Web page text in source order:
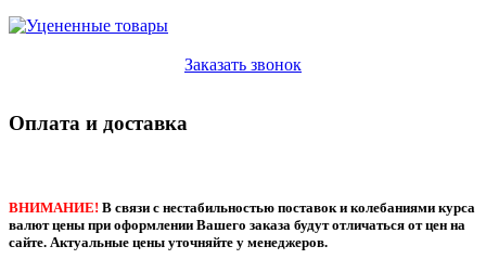
Заказать звонок
Оплата и доставка
ВНИМАНИЕ! В связи с нестабильностью поставок и колебаниями курса
валют цены при оформлении Вашего заказа будут отличаться от цен на
сайте. Актуальные цены уточняйте у менеджеров.